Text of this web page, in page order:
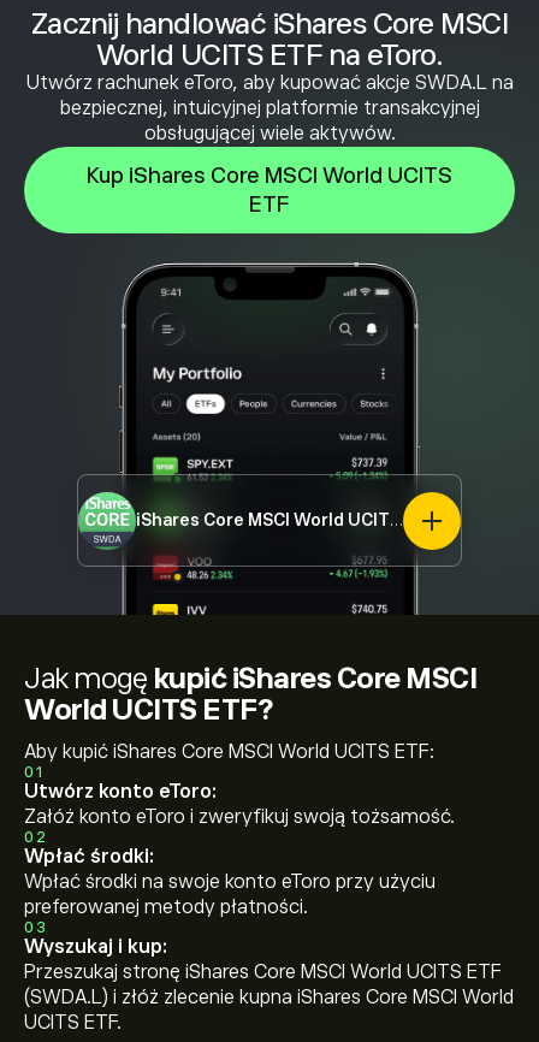
Zacznij handlować iShares Core MSCI
World UCITS ETF na eToro.
Utwórz rachunek eToro, aby kupować akcje SWDA.L na
bezpiecznej, intuicyjnej platformie transakcyjnej
obsługującej wiele aktywów.
Kup iShares Core MSCI World UCITS
ETF
iShares Core MSCI World UCITS ETF SWDA.L
Jak mogę kupić iShares Core MSCI
World UCITS ETF?
Aby kupić iShares Core MSCI World UCITS ETF:
01
Utwórz konto eToro:
Załóż konto eToro i zweryfikuj swoją tożsamość.
02
Wpłać środki:
Wpłać środki na swoje konto eToro przy użyciu
preferowanej metody płatności.
03
Wyszukaj i kup:
Przeszukaj stronę iShares Core MSCI World UCITS ETF
(SWDA.L) i złóż zlecenie kupna iShares Core MSCI World
UCITS ETF.